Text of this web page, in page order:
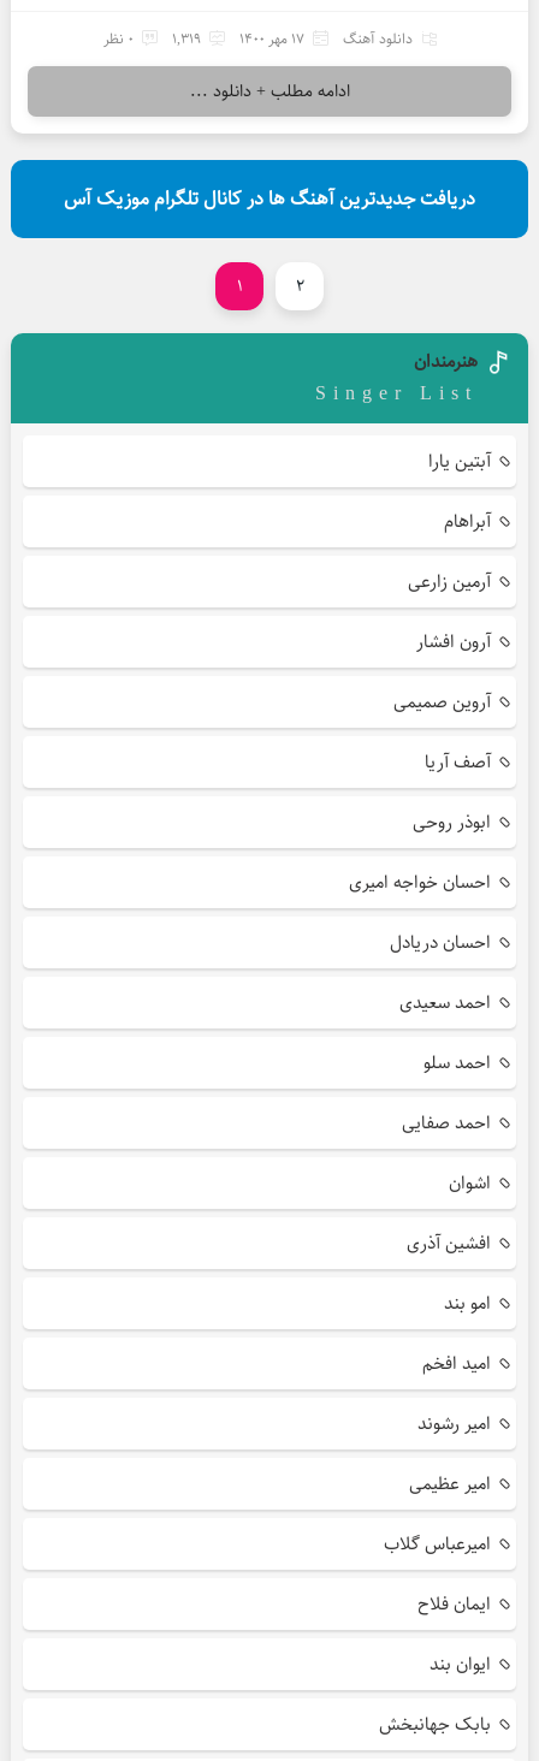
دانلود آهنگ 17 مهر 1400 1,319 0 نظر
ادامه مطلب + دانلود ...
دریافت جدیدترین آهنگ ها در کانال تلگرام موزیک آس
1 2
هنرمندان
Singer List
آبتین یارا
آبراهام
آرمین زارعی
آرون افشار
آروین صمیمی
آصف آریا
ابوذر روحی
احسان خواجه امیری
احسان دریادل
احمد سعیدی
احمد سلو
احمد صفایی
اشوان
افشین آذری
امو بند
امید افخم
امیر رشوند
امیر عظیمی
امیرعباس گلاب
ایمان فلاح
ایوان بند
بابک جهانبخش